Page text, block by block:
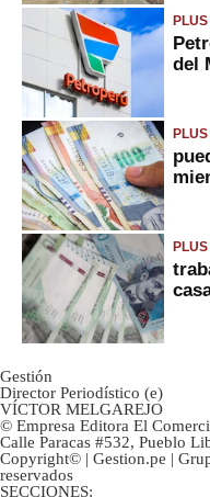
PLUS
del
PLUS
PLUS
Gestión
Director Periodístico (e)
VÍCTOR MELGAREJO
© Empresa Editora El
Calle Paracas #532, Pueblo
Copyright© | Gestion.pe |
reservados
SECCIONES: